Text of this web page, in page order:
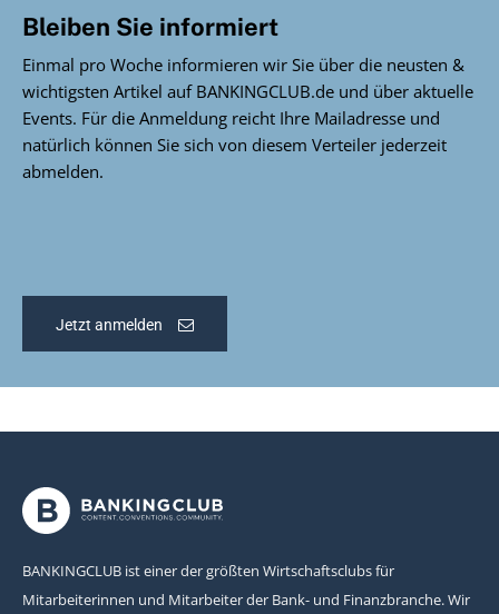
Bleiben Sie informiert
Einmal pro Woche informieren wir Sie über die neusten &
wichtigsten Artikel auf BANKINGCLUB.de und über aktuelle
Events. Für die Anmeldung reicht Ihre Mailadresse und
natürlich können Sie sich von diesem Verteiler jederzeit
abmelden.
Jetzt anmelden
BANKINGCLUB ist einer der größten Wirtschaftsclubs für
Mitarbeiterinnen und Mitarbeiter der Bank- und Finanzbranche. Wir